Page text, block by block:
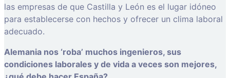
las empresas de que Castilla y León es el lugar idóneo
para establecerse con hechos y ofrecer un clima laboral
adecuado.
Alemania nos ‘roba’ muchos ingenieros, sus
condiciones laborales y de vida a veces son mejores,